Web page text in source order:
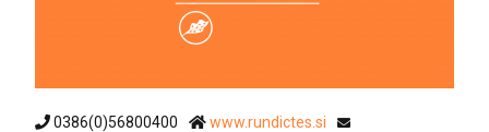
0386(0)56800400
www.rundictes.si